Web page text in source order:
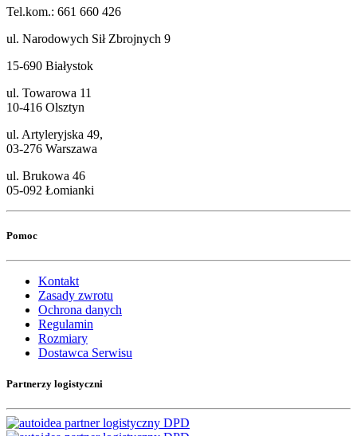
Tel.kom.: 661 660 426
ul. Narodowych Sił Zbrojnych 9
15-690 Białystok
ul. Towarowa 11
10-416 Olsztyn
ul. Artyleryjska 49,
03-276 Warszawa
ul. Brukowa 46
05-092 Łomianki
Pomoc
Kontakt
Zasady zwrotu
Ochrona danych
Regulamin
Rozmiary
Dostawca Serwisu
Partnerzy logistyczni